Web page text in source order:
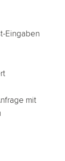
Eingaben
mit